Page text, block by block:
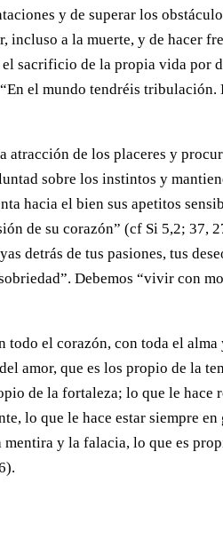
y de superar los
a la muerte, y de hacer
sacrificio de la propia vida por
el mundo tendréis tribulación.
atracción de los placeres y
sobre los instintos y
hacia el bien sus apetitos
de su corazón” (cf Si 5,2; 37,
detrás de tus pasiones, tus
Debemos “vivir con
todo el corazón, con toda el
amor, que es los propio de la
de la fortaleza; lo que le hace
lo que le hace estar siempre
y la falacia, lo que es